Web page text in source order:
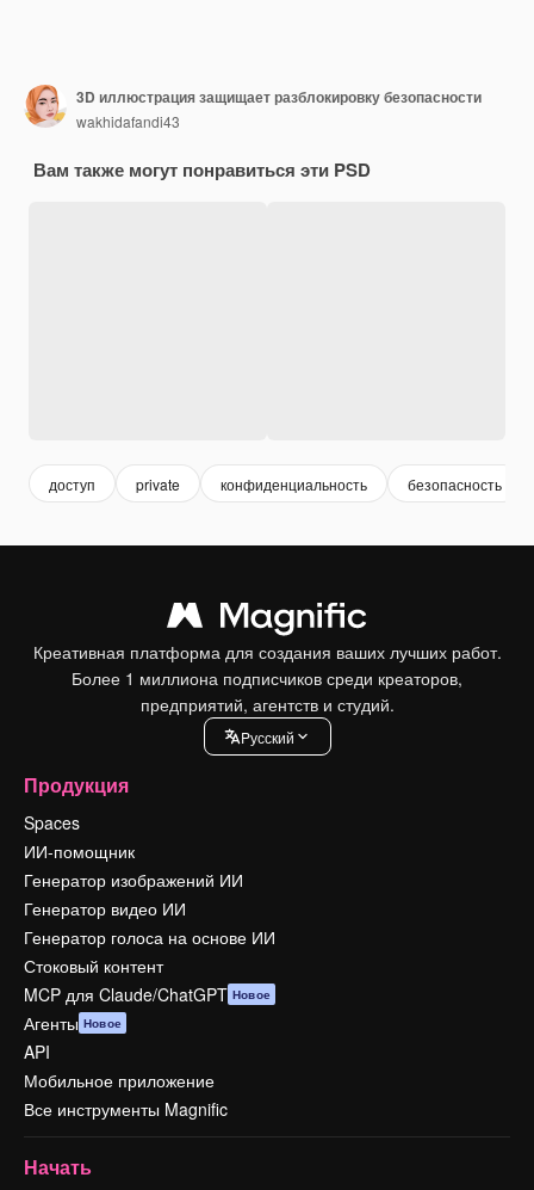
3D иллюстрация защищает разблокировку безопасности
wakhidafandi43
Вам также могут понравиться эти PSD
доступ private конфиденциальность безопасность
Креативная платформа для создания ваших лучших работ.
Более 1 миллиона подписчиков среди креаторов,
предприятий, агентств и студий.
Pусский
Продукция
Spaces
ИИ-помощник
Генератор изображений ИИ
Генератор видео ИИ
Генератор голоса на основе ИИ
Стоковый контент
MCP для Claude/ChatGPT Новое
Агенты Новое
API
Мобильное приложение
Все инструменты Magnific
Начать